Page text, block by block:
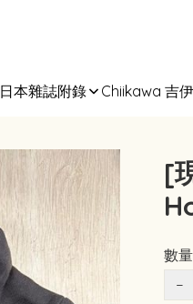
日本雜誌附錄 Chiikawa 吉
[
數量
−